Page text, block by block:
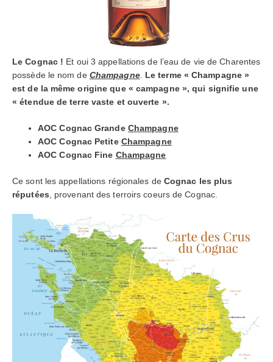
Le Cognac ! Et oui 3 appellations de l’eau de vie de Charentes
possède le nom de Champagne. Le terme « Champagne »
est de la même origine que « campagne », qui signifie une
« étendue de terre vaste et ouverte ».
AOC Cognac Grande Champagne
AOC Cognac Petite Champagne
AOC Cognac Fine Champagne
Ce sont les appellations régionales de Cognac les plus
réputées , provenant des terroirs coeurs de Cognac.